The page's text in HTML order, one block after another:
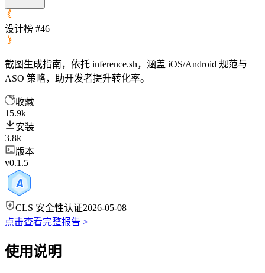
设计榜 #46
截图生成指南，依托 inference.sh，涵盖 iOS/Android 规范与
ASO 策略，助开发者提升转化率。
收藏
15.9k
安装
3.8k
版本
v0.1.5
CLS 安全性认证2026-05-08
点击查看完整报告 >
使用说明